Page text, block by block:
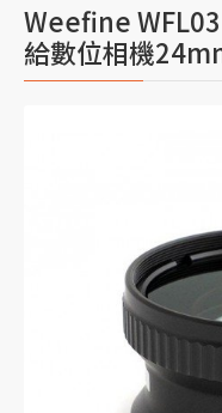
Weefine
給數位相機